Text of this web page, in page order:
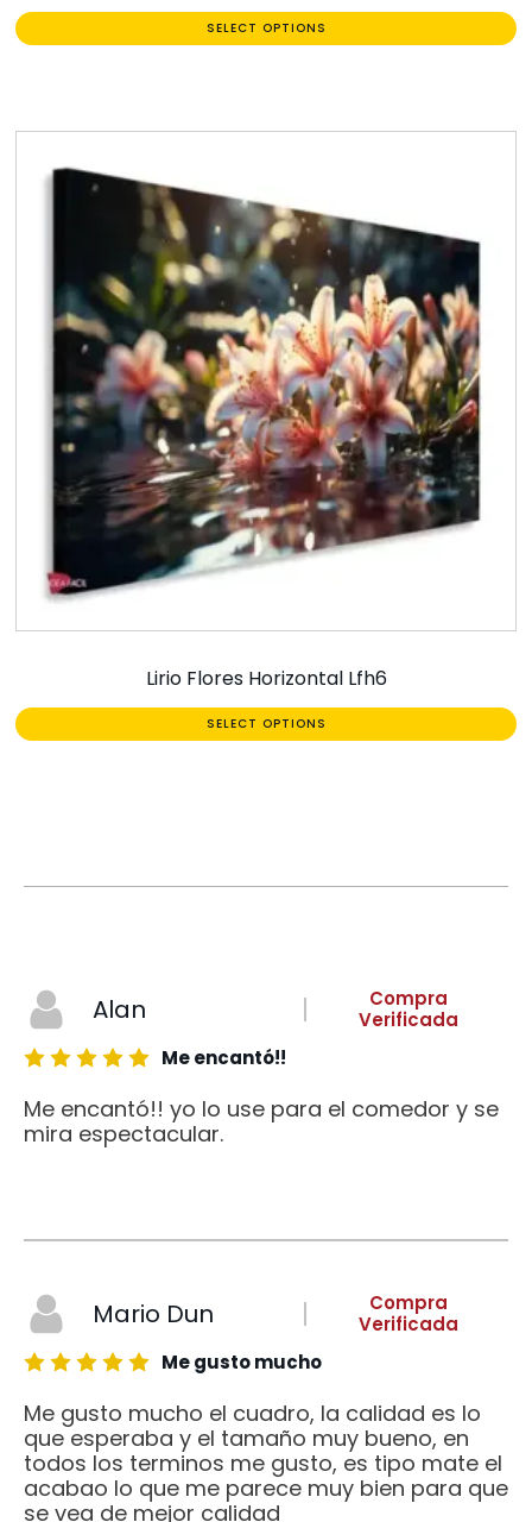
SELECT OPTIONS
Lirio Flores Horizontal Lfh6
SELECT OPTIONS
Alan
Compra
Verificada
Me encantó!!
Me encantó!! yo lo use para el comedor y se
mira espectacular.
Mario Dun
Compra
Verificada
Me gusto mucho
Me gusto mucho el cuadro, la calidad es lo
que esperaba y el tamaño muy bueno, en
todos los terminos me gusto, es tipo mate el
acabao lo que me parece muy bien para que
se vea de mejor calidad